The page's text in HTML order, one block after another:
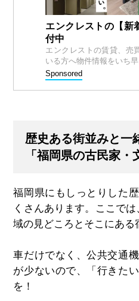
エンクレストの【新
付中
エンクレストの賃貸、売
いる方へ物件情報をいち早
Sponsored
歴史ある街並みと一
「福岡県の古民家・
福岡県にもしっとりした
くさんあります。ここで
域の見どころとそこにある
車だけでなく、公共交通
が少ないので、「行きた
を！